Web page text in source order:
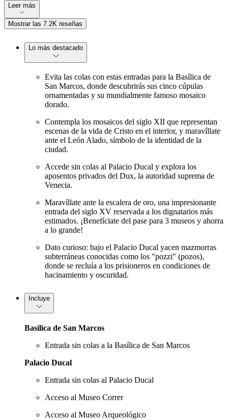
Leer más
Mostrar las 7.2K reseñas
Lo más destacado
Evita las colas con estas entradas para la Basílica de
San Marcos, donde descubrirás sus cinco cúpulas
ornamentadas y su mundialmente famoso mosaico
dorado.
Contempla los mosaicos del siglo XII que representan
escenas de la vida de Cristo en el interior, y maravíllate
ante el León Alado, símbolo de la identidad de la
ciudad.
Accede sin colas al Palacio Ducal y explora los
aposentos privados del Dux, la autoridad suprema de
Venecia.
Maravíllate ante la escalera de oro, una impresionante
entrada del siglo XV reservada a los dignatarios más
estimados. ¡Benefíciate del pase para 3 museos y ahorra
a lo grande!
Dato curioso: bajo el Palacio Ducal yacen mazmorras
subterráneas conocidas como los "pozzi" (pozos),
donde se recluía a los prisioneros en condiciones de
hacinamiento y oscuridad.
Incluye
Basílica de San Marcos
Entrada sin colas a la Basílica de San Marcos
Palacio Ducal
Entrada sin colas al Palacio Ducal
Acceso al Museo Correr
Acceso al Museo Arqueológico